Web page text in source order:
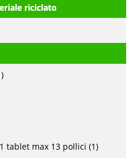
riciclato
tablet max 13 pollici (1)